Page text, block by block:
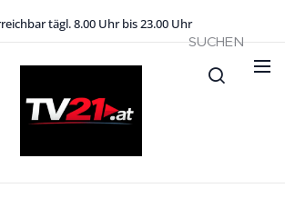
tägl. 8.00 Uhr bis 23.00 Uhr
SUCHEN